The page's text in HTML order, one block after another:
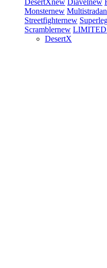
DesertXnew Diavelnew
Monsternew Multistrada
Streetfighternew
Scramblernew LIMITED
DesertX